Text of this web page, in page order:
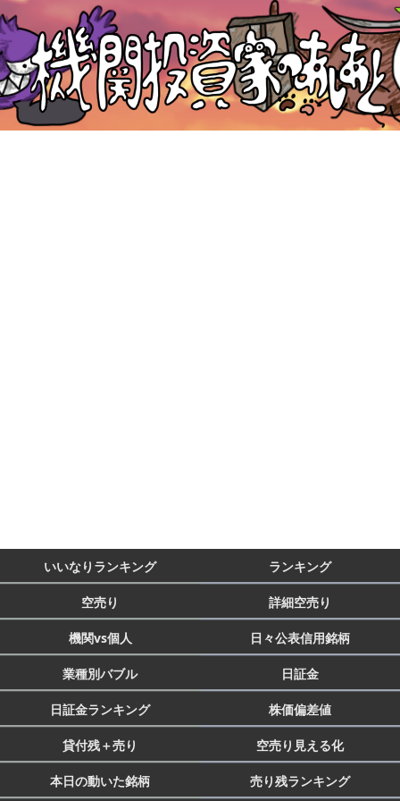
いいなりランキング ランキング
空売り 詳細空売り
機関vs個人 日々公表信用銘柄
業種別バブル 日証金
日証金ランキング 株価偏差値
貸付残＋売り 空売り見える化
本日の動いた銘柄 売り残ランキング